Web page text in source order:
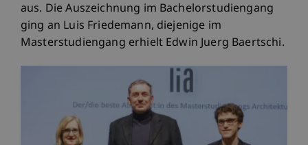
aus. Die Auszeichnung im Bachelorstudiengang
ging an Luis Friedemann, diejenige im
Masterstudiengang erhielt Edwin Juerg Baertschi.